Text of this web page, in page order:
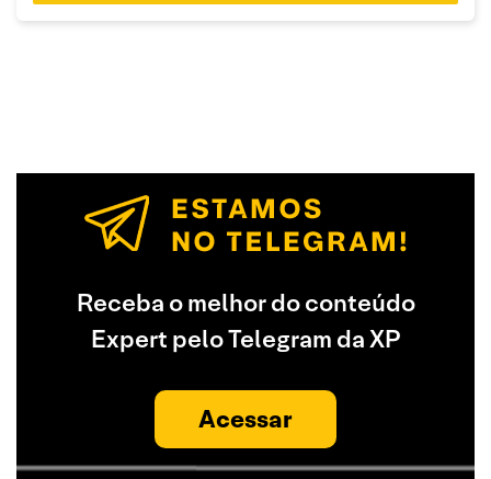
Receba o melhor do conteúdo
Expert pelo Telegram da XP
Acessar